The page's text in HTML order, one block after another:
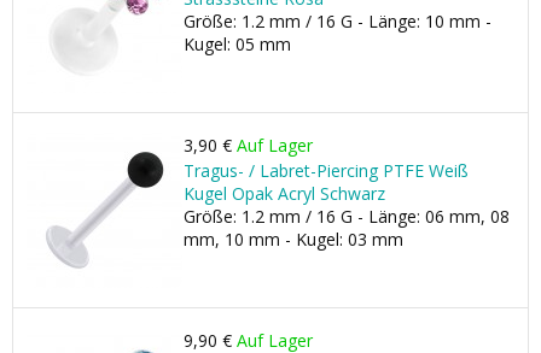
Größe: 1.2 mm / 16 G - Länge: 10 mm -
Kugel: 05 mm
3,90 € Auf Lager
Tragus- / Labret-Piercing PTFE Weiß
Kugel Opak Acryl Schwarz
Größe: 1.2 mm / 16 G - Länge: 06 mm, 08
mm, 10 mm - Kugel: 03 mm
9,90 € Auf Lager